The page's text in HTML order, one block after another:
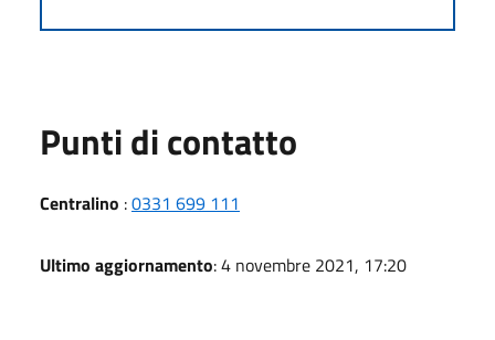
Punti di contatto
Centralino :0331 699 111
Ultimo aggiornamento: 4 novembre 2021, 17:20